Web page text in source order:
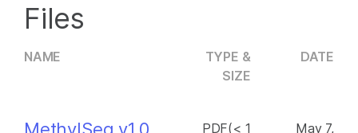
Files
NAME
TYPE &
SIZE
DATE
PDF(< 1
May 7,